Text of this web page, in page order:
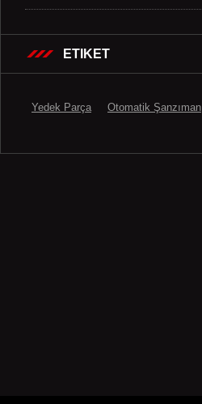
ETIKET
Yedek Parça Otomatik Şanzıman